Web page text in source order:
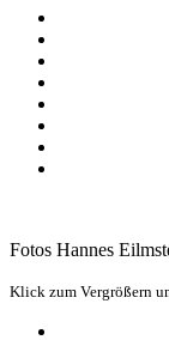
Fotos Hannes
Klick zum Vergrößern